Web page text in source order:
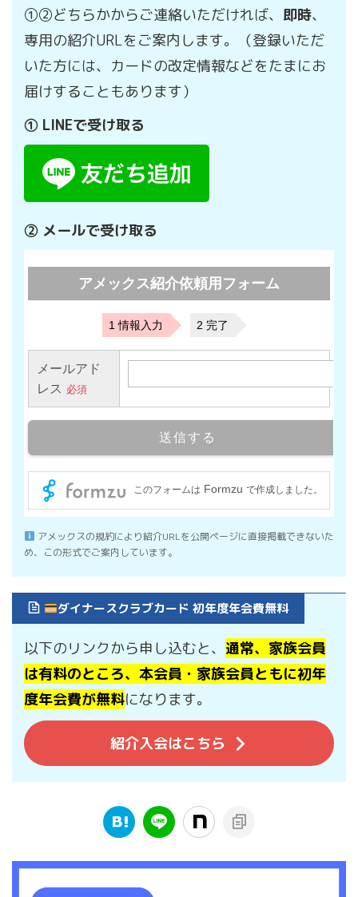
①②どちらかからご連絡いただければ、 即時、
専用の紹介URLをご案内します。（登録いただ
いた方には、カードの改定情報などをたまにお
届けすることもあります）
① LINEで受け取る
② メールで受け取る
アメックスの規約により紹介URLを公開ページに直接掲載できないた
め、この形式でご案内しています。
ダイナースクラブカード 初年度年会費無料
以下のリンクから申し込むと、 通常、家族会員
は有料のところ、本会員・家族会員ともに初年
度年会費が無料になります。
紹介入会はこちら